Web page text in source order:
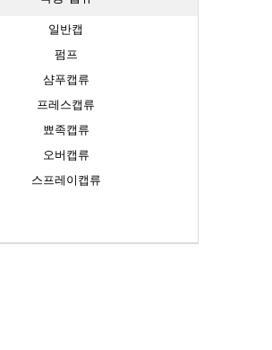
일반캡
펌프
샴푸캡류
프레스캡류
뾰족캡류
오버캡류
스프레이캡류